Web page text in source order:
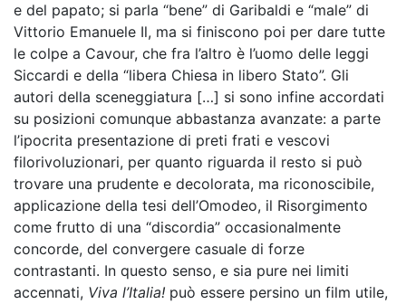
e del papato; si parla “bene” di Garibaldi e “male” di
Vittorio Emanuele Il, ma si finiscono poi per dare tutte
le colpe a Cavour, che fra l’altro è l’uomo delle leggi
Siccardi e della “libera Chiesa in libero Stato”. Gli
autori della sceneggiatura […] si sono infine accordati
su posizioni comunque abbastanza avanzate: a parte
l’ipocrita presentazione di preti frati e vescovi
filorivoluzionari, per quanto riguarda il resto si può
trovare una prudente e decolorata, ma riconoscibile,
applicazione della tesi dell’Omodeo, il Risorgimento
come frutto di una “discordia” occasionalmente
concorde, del convergere casuale di forze
contrastanti. In questo senso, e sia pure nei limiti
accennati, Viva l’Italia! può essere persino un film utile,